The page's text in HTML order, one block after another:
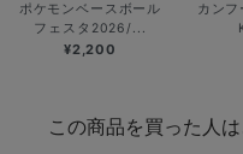
ポケモンベースボール
フェスタ2026/...
¥2,200
カン
この商品を買った人